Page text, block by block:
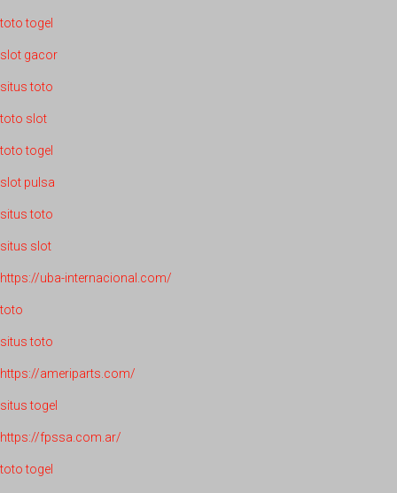
toto togel
slot gacor
situs toto
toto slot
toto togel
slot pulsa
situs toto
situs slot
https://uba-internacional.com/
toto
situs toto
https://ameriparts.com/
situs togel
https://fpssa.com.ar/
toto togel